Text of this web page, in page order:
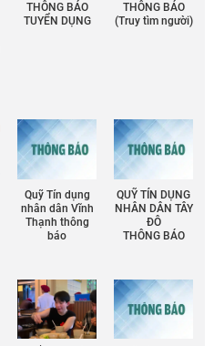
THÔNG BÁO
TUYỂN DỤNG
THÔNG BÁO
(Truy tìm người)
Quỹ Tín dụng
nhân dân Vĩnh
Thạnh thông
báo
QUỸ TÍN DỤNG
NHÂN DÂN TÂY
ĐÔ
THÔNG BÁO